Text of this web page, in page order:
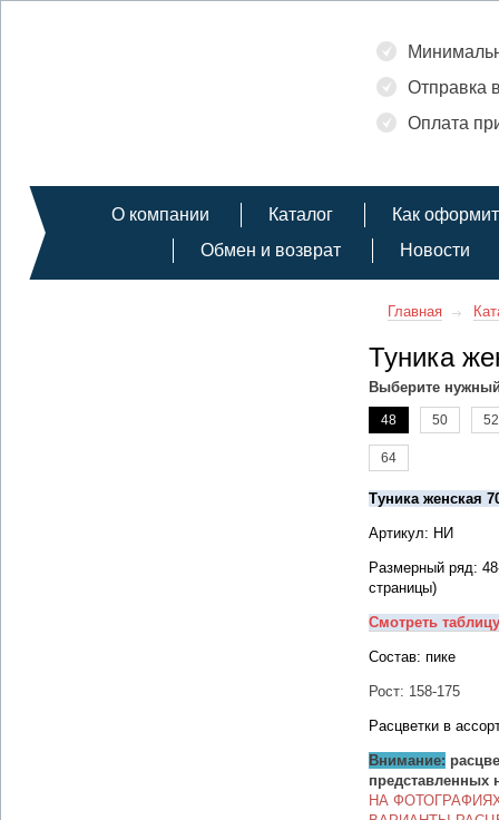
Отправка
Оплата
О компании Каталог
Как
Обмен и возврат
Новости
Главная
Туника
Выберите
48 50 52
64
Туника женская
Артикул: НИ
Размерный ряд:
страницы)
Смотреть
Состав: пике
Рост: 158-175
Расцветки в
Внимание:
представленных
НА